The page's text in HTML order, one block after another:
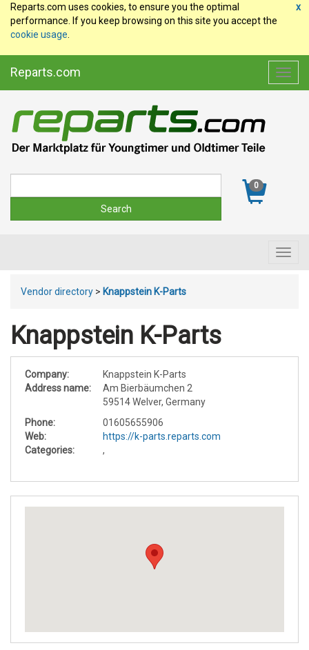
x
Reparts.com uses cookies, to ensure you the optimal
performance. If you keep browsing on this site you accept the
cookie usage
Reparts.com
0
Vendor directory > Knappstein K-Parts
Knappstein K-Parts
Company:
Knappstein K-Parts
Address name:
Am Bierbäumchen 2
59514 Welver, Germany
Phone:
01605655906
Web:
https://k-parts.reparts.com
Categories:
,